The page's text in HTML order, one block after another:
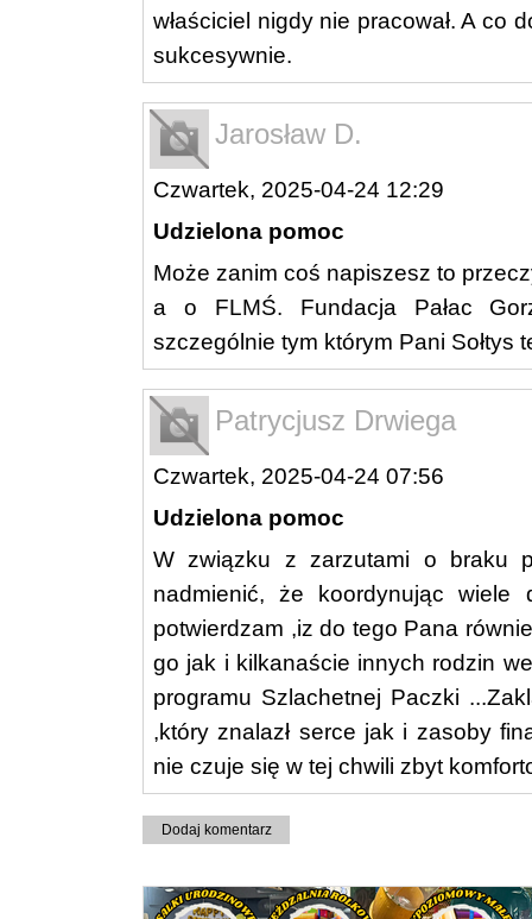
właściciel nigdy nie pracował. A co
sukcesywnie.
Jarosław D.
Czwartek, 2025-04-24 12:29
Udzielona pomoc
Może zanim coś napiszesz to
a o FLMŚ. Fundacja Pałac
szczególnie tym którym Pani Sołtys
Patrycjusz Drwiega
Czwartek, 2025-04-24 07:56
Udzielona pomoc
W związku z zarzutami o braku
nadmienić, że koordynując wiele
potwierdzam ,iz do tego Pana
go jak i kilkanaście innych rodzin
programu Szlachetnej Paczki
,który znalazł serce jak i zasoby
nie czuje się w tej chwili zbyt
Dodaj komentarz